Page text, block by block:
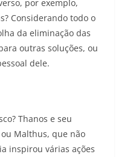
por exemplo,
Considerando todo o
da eliminação das
outras soluções, ou
dele.
Thanos e seu
ou Malthus, que não
inspirou várias ações